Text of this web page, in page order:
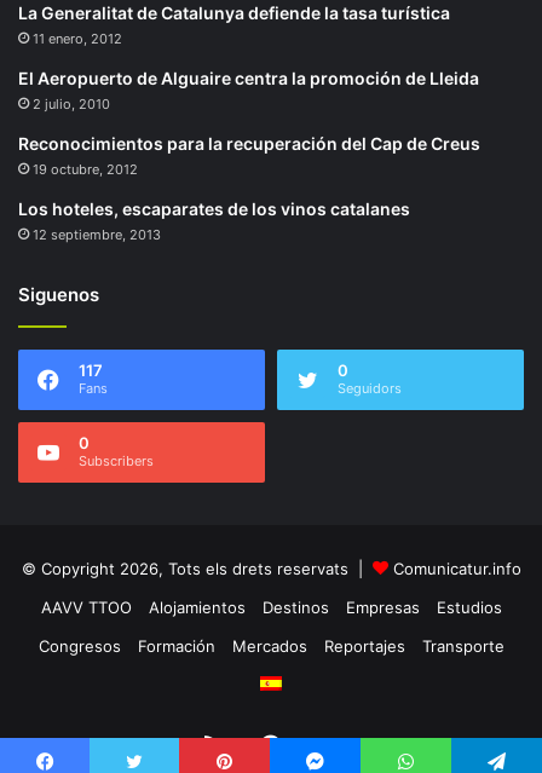
La Generalitat de Catalunya defiende la tasa turística
11 enero, 2012
El Aeropuerto de Alguaire centra la promoción de Lleida
2 julio, 2010
Reconocimientos para la recuperación del Cap de Creus
19 octubre, 2012
Los hoteles, escaparates de los vinos catalanes
12 septiembre, 2013
Siguenos
117
Fans
0
Seguidors
0
Subscribers
© Copyright 2026, Tots els drets reservats |
Comunicatur.info
AAVV TTOO
Alojamientos Destinos Empresas
Estudios
Congresos
Formación Mercados Reportajes Transporte
RSS Facebook
Twitter